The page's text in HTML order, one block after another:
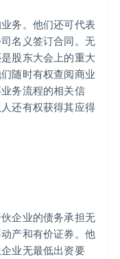
务。他们还可代表
名义签订合同。无
股东大会上的重大
随时有权查阅商业
务流程的相关信
还有权获得其应得
企业的债务承担无
产和有价证券。他
业无最低出资要